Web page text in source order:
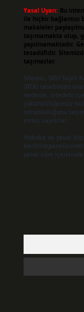
Yasal Uyarı: Bu
ile hiçbir bağlantısı
makaleler
taşımamakta olup,
yapılmamaktadır.
tesadüfidir.
taşımazlar.
Sitemiz, 5651
(BTK) tarafından
nedenle, sitedeki
yükümlülüğümüz
sorumluluğunu
etmiş sayılırlar.
Hukuka ve yasal
yasal süre içerisinde